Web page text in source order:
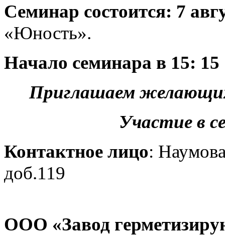
Семинар состоится: 7
«Юность».
Начало семинара в 15: 15
Приглашаем
Участие в
Контактное лицо:
доб.119
ООО «Завод